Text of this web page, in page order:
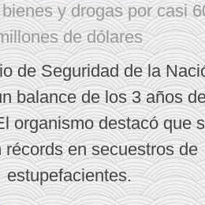
y drogas por casi
de dólares
de Seguridad de la
balance de los 3 años
organismo destacó que
récords en secuestros de
estupefacientes.